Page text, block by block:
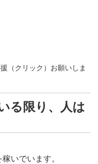
（クリック）お願いしま
る限り、人は
いでいます。